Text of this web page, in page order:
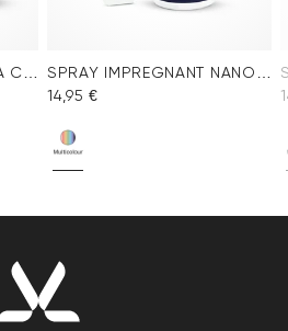
SPRAY D'ENTRETIEN À LA CIRE
SPRAY IMPREGNANT NANO PROTECT
14,95 €